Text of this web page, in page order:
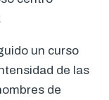
un curso
de las
de